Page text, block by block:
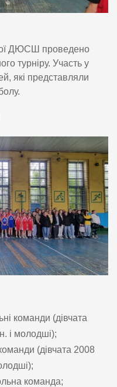
ДЮСШ проведено
турніру. Участь у
які представляли
команди (дівчата
і молодші);
(дівчата 2008
команда;